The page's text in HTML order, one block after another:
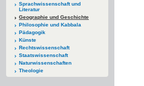
Sprachwissenschaft und
Literatur
Geographie und Geschichte
Philosophie und Kabbala
Pädagogik
Künste
Rechtswissenschaft
Staatswissenschaft
Naturwissenschaften
Theologie